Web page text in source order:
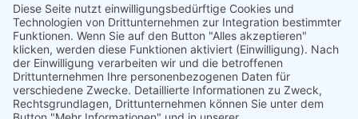
Lina Johnson, Foto: linajohnson.com